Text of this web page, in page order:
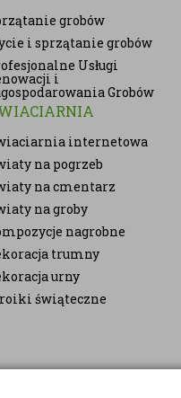
grobów
i sprzątanie grobów
Usługi
i
Grobów
internetowa
na pogrzeb
na cmentarz
na groby
nagrobne
trumny
urny
świąteczne